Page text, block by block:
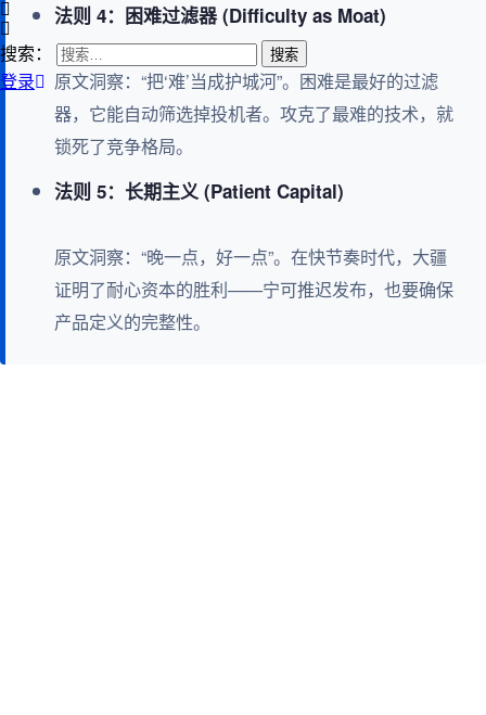
搜索：
登录
法则 4：困难过滤器 (Difficulty as Moat)
原文洞察：“把‘难’当成护城河”。困难是最好的过滤
器，它能自动筛选掉投机者。攻克了最难的技术，就
锁死了竞争格局。
法则 5：长期主义 (Patient Capital)
原文洞察：“晚一点，好一点”。在快节奏时代，大疆
证明了耐心资本的胜利——宁可推迟发布，也要确保
产品定义的完整性。